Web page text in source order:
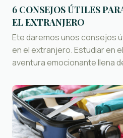
6 CONSEJOS ÚTILES
EL EXTRANJERO
Ete daremos unos consejos
en el extranjero. Estudiar en
aventura emocionante llena